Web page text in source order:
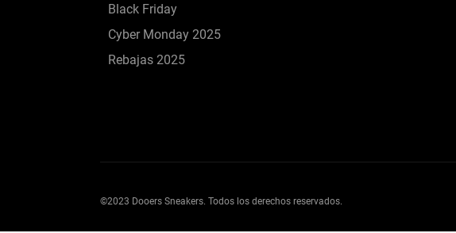
Black Friday
Cyber Monday 2025
Rebajas 2025
©2023 Dooers Sneakers. Todos los derechos reservados.